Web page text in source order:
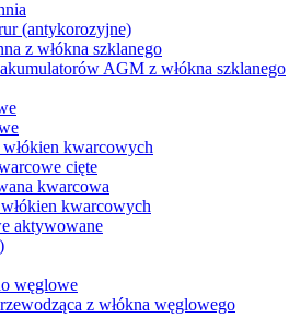
(antykorozyjne)
z włókna szklanego
AGM z włókna szklanego
kwarcowych
cięte
kwarcowa
kwarcowych
aktywowane
węglowe
z włókna węglowego